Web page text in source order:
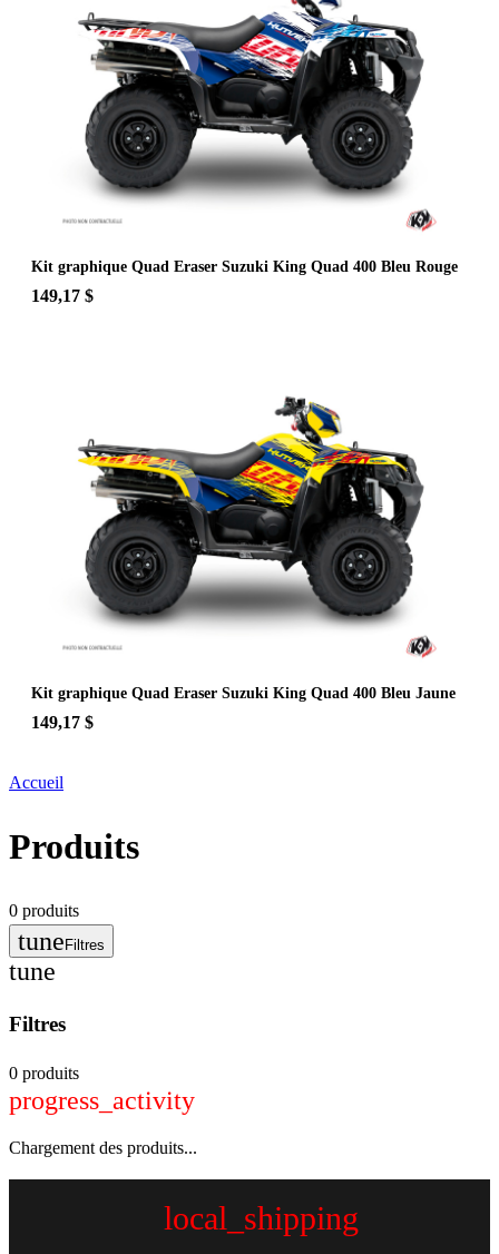
Kit graphique Quad Eraser Suzuki King Quad 400 Bleu Rouge
149,17 $
Kit graphique Quad Eraser Suzuki King Quad 400 Bleu Jaune
149,17 $
Accueil
Produits
0 produits
tune Filtres
tune
Filtres
0 produits
progress_activity
Chargement des produits...
local_shipping